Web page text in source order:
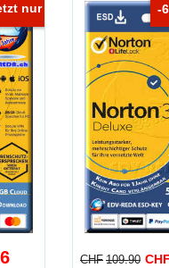
nur -
CHF 109.90 CHF